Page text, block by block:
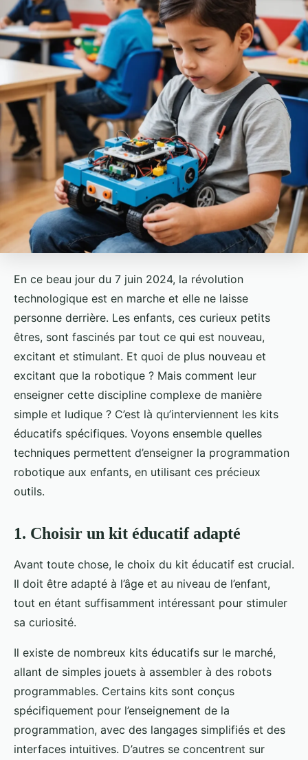
En ce beau jour du 7 juin 2024, la révolution
technologique est en marche et elle ne laisse
personne derrière. Les enfants, ces curieux petits
êtres, sont fascinés par tout ce qui est nouveau,
excitant et stimulant. Et quoi de plus nouveau et
excitant que la robotique ? Mais comment leur
enseigner cette discipline complexe de manière
simple et ludique ? C’est là qu’interviennent les kits
éducatifs spécifiques. Voyons ensemble quelles
techniques permettent d’enseigner la programmation
robotique aux enfants, en utilisant ces précieux
outils.
1. Choisir un kit éducatif adapté
Avant toute chose, le choix du kit éducatif est crucial.
Il doit être adapté à l’âge et au niveau de l’enfant,
tout en étant suffisamment intéressant pour stimuler
sa curiosité.
Il existe de nombreux kits éducatifs sur le marché,
allant de simples jouets à assembler à des robots
programmables. Certains kits sont conçus
spécifiquement pour l’enseignement de la
programmation, avec des langages simplifiés et des
interfaces intuitives. D’autres se concentrent sur